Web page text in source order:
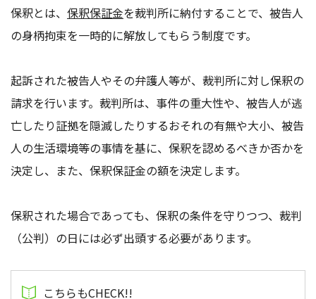
保釈とは、 保釈保証金を裁判所に納付することで、被告人
の身柄拘束を一時的に解放してもらう制度です。
起訴された被告人やその弁護人等が、裁判所に対し保釈の
請求を行います。裁判所は、事件の重大性や、被告人が逃
亡したり証拠を隠滅したりするおそれの有無や大小、被告
人の生活環境等の事情を基に、保釈を認めるべきか否かを
決定し、また、保釈保証金の額を決定します。
保釈された場合であっても、保釈の条件を守りつつ、裁判
（公判）の日には必ず出頭する必要があります。